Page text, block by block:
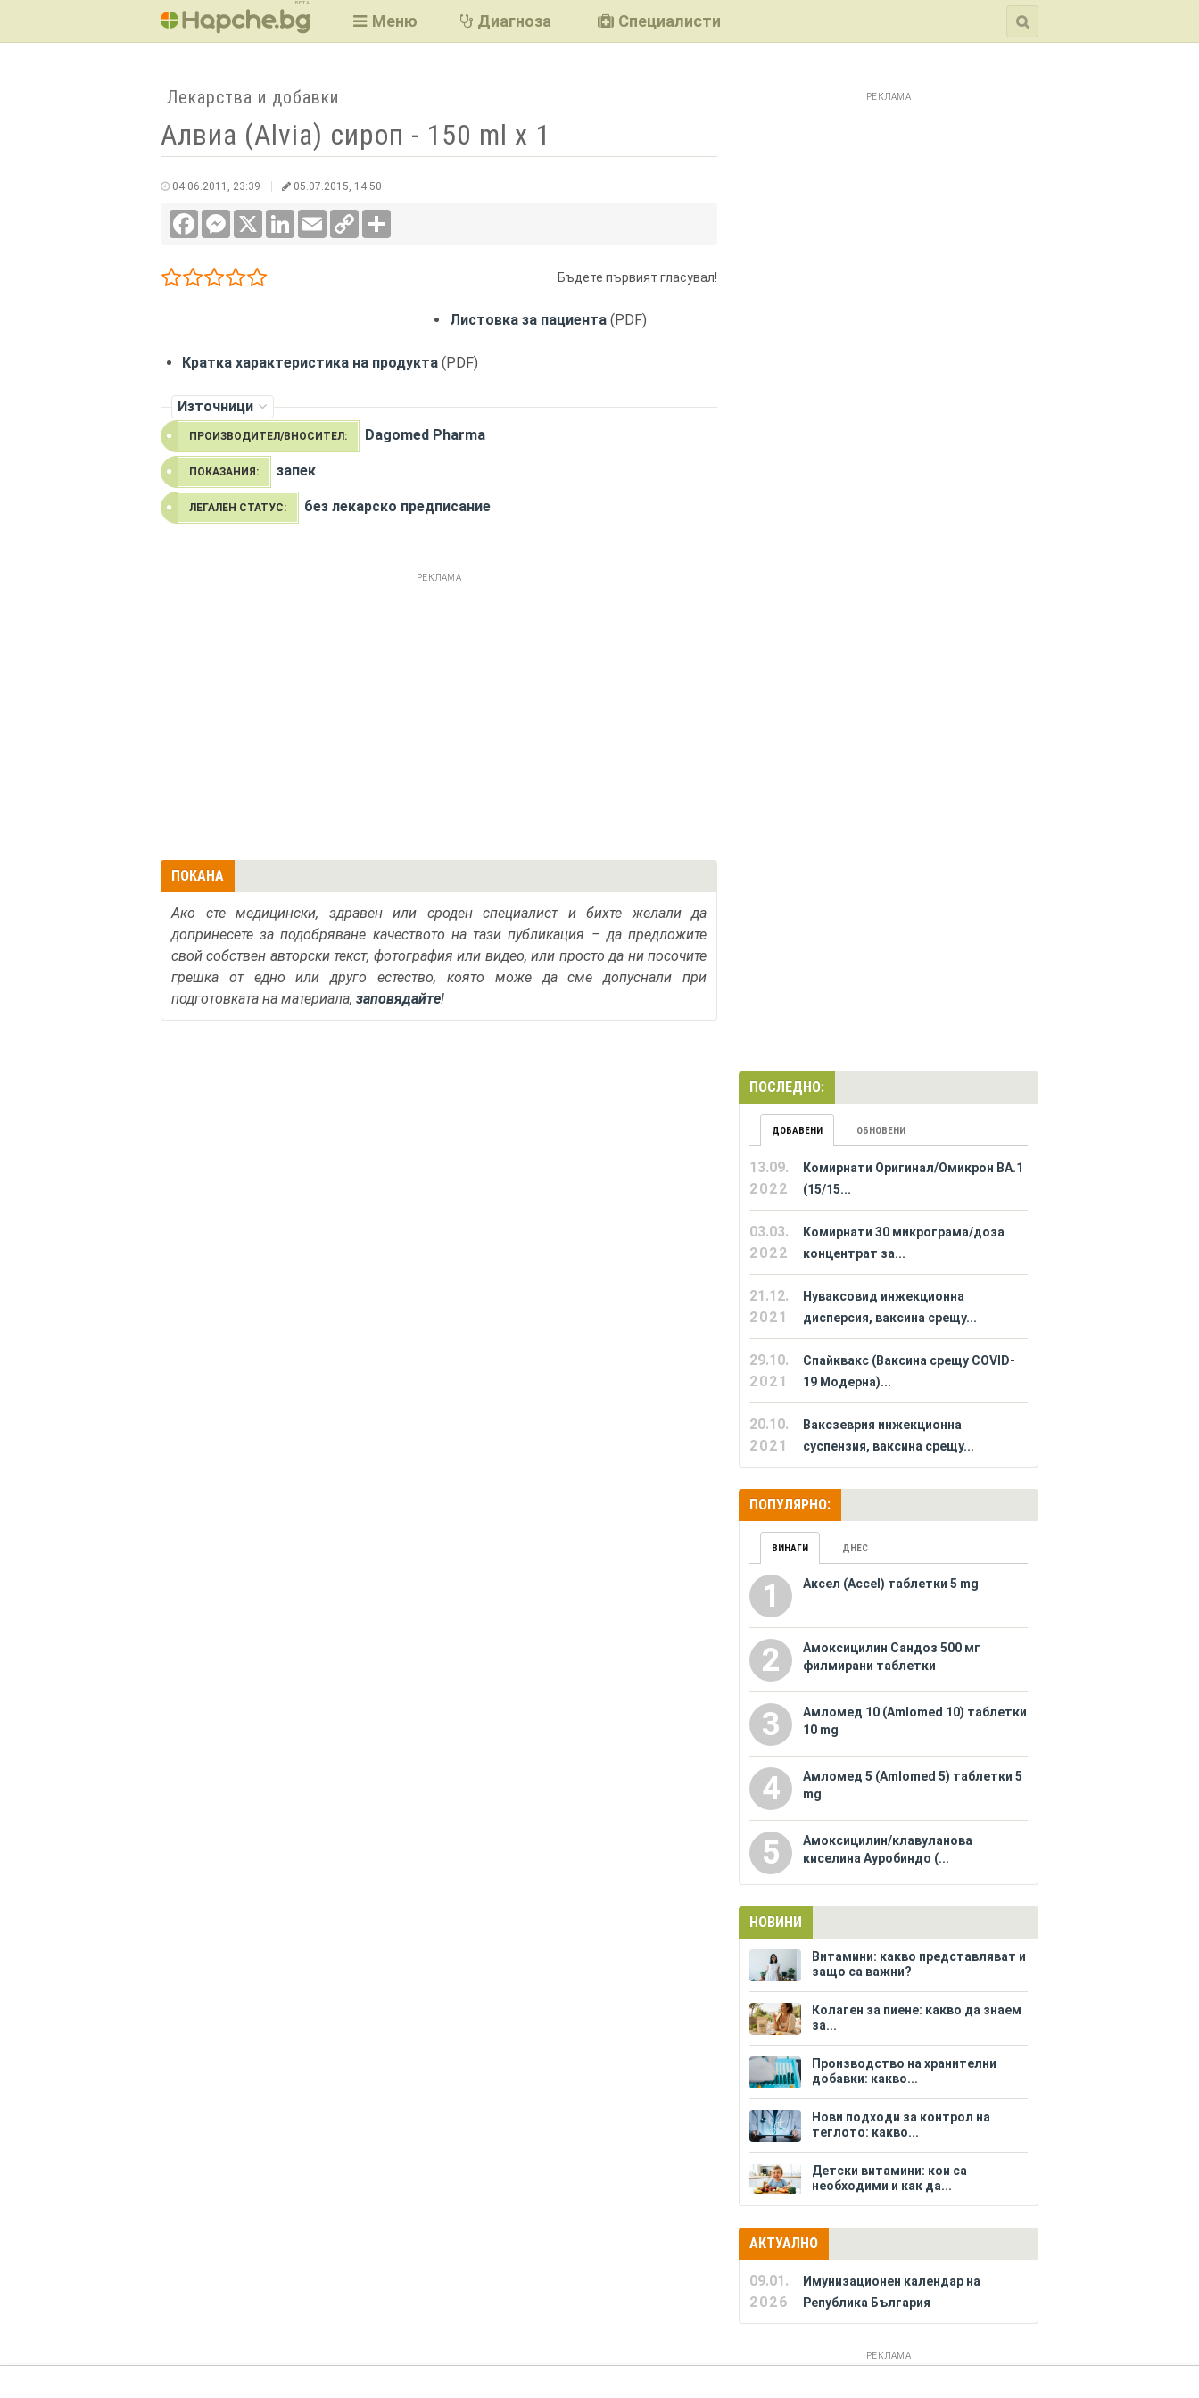
BETA
Меню Диагноза Специалисти
Лекарства и добавки
Алвиа (Alvia) сироп - 150 ml x 1
04.06.2011, 23:39 05.07.2015, 14:50
FacebookMessenger LinkedInEmail
Copy
Link
1/52/53/54/55/5 Бъдете първият гласувал!
Листовка за пациента (PDF)
Кратка характеристика на продукта (PDF)
Източници
ПРОИЗВОДИТЕЛ/ВНОСИТЕЛ: Dagomed Pharma
ПОКАЗАНИЯ: запек
ЛЕГАЛЕН СТАТУС: без лекарско предписание
РЕКЛАМА
ПОКАНА
Ако сте медицински, здравен или сроден специалист и бихте желали да
допринесете за подобряване качеството на тази публикация – да предложите
свой собствен авторски текст, фотография или видео, или просто да ни посочите
грешка от едно или друго естество, която може да сме допуснали при
подготовката на материала, заповядайте!
РЕКЛАМА
ПОСЛЕДНО:
ДОБАВЕНИ ОБНОВЕНИ
13.09.
2022
Комирнати Оригинал/Омикрон BA.1
(15/15...
03.03.
2022
Комирнати 30 микрограма/доза
концентрат за...
21.12.
2021
Нуваксовид инжекционна
дисперсия, ваксина срещу...
29.10.
2021
Спайквакс (Ваксина срещу COVID-
19 Модерна)...
20.10.
2021
Ваксзеврия инжекционна
суспензия, ваксина срещу...
ПОПУЛЯРНО:
ВИНАГИ ДНЕС
1 Аксел (Accel) таблетки 5 mg
2
Амоксицилин Сандоз 500 мг
филмирани таблетки
3
Амломед 10 (Amlomed 10) таблетки
10 mg
4
Амломед 5 (Amlomed 5) таблетки 5
mg
5
Амоксицилин/клавуланова
киселина Ауробиндо (...
НОВИНИ
Витамини: какво представляват и
защо са важни?
Колаген за пиене: какво да знаем
за...
Производство на хранителни
добавки: какво...
Нови подходи за контрол на
теглото: какво...
Детски витамини: кои са
необходими и как да...
АКТУАЛНО
09.01.
2026
Имунизационен календар на
Република България
РЕКЛАМА